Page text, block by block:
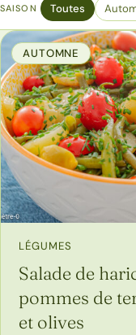
SAISON Toutes
AUTOMNE
LÉGUMES
Salade de
pommes de
et olives